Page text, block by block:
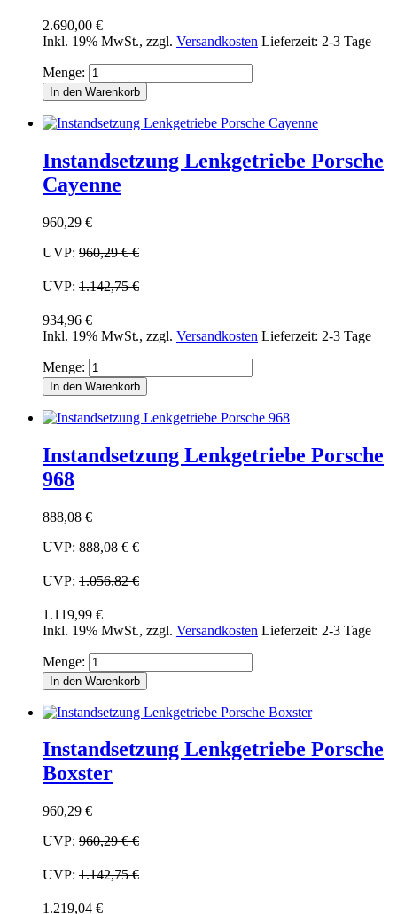
2.690,00 €
Inkl. 19% MwSt., zzgl. Versandkosten Lieferzeit: 2-3 Tage
Menge:
In den Warenkorb
Instandsetzung Lenkgetriebe Porsche
Cayenne
960,29 €
UVP: 960,29 €€
UVP: 1.142,75 €
934,96 €
Inkl. 19% MwSt., zzgl. Versandkosten Lieferzeit: 2-3 Tage
Menge:
In den Warenkorb
Instandsetzung Lenkgetriebe Porsche
968
888,08 €
UVP: 888,08 €€
UVP: 1.056,82 €
1.119,99 €
Inkl. 19% MwSt., zzgl. Versandkosten Lieferzeit: 2-3 Tage
Menge:
In den Warenkorb
Instandsetzung Lenkgetriebe Porsche
Boxster
960,29 €
UVP: 960,29 €€
UVP: 1.142,75 €
1.219,04 €